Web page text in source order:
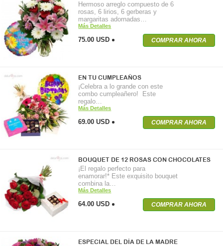
Hermoso arreglo compuesto de 6
rosas, 6 lirios, 6 gerberas y
margaritas adornadas…
Más Detalles
75.00 USD COMPRAR AHORA
EN TU CUMPLEAÑOS
¡Celebra a lo grande con este
combo cumpleañero! Este
regalo…
Más Detalles
69.00 USD COMPRAR AHORA
BOUQUET DE 12 ROSAS CON CHOCOLATES
¡El regalo perfecto para
enamorar!* Este exquisito bouquet
combina la…
Más Detalles
64.00 USD COMPRAR AHORA
ESPECIAL DEL DÍA DE LA MADRE